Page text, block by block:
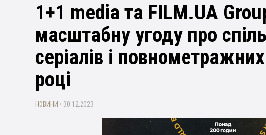
1+1 media та FILM.UA
масштабну угоду про
серіалів і
році
НОВИНИ • 30.12.2023